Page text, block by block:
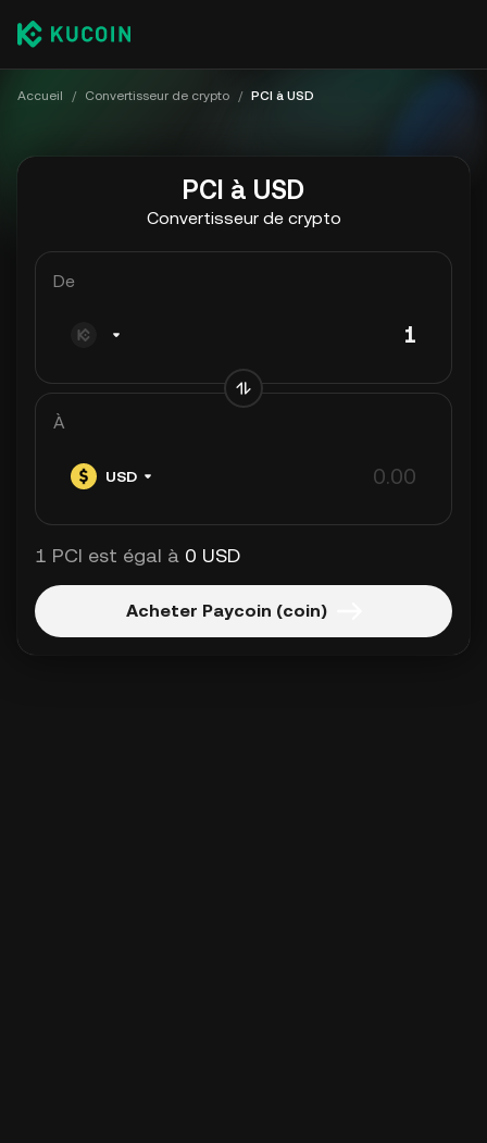
Accueil / Convertisseur de crypto / PCI à USD
PCI à USD
Convertisseur de crypto
De
À
USD
1 PCI est égal à 0 USD
Acheter Paycoin (coin)